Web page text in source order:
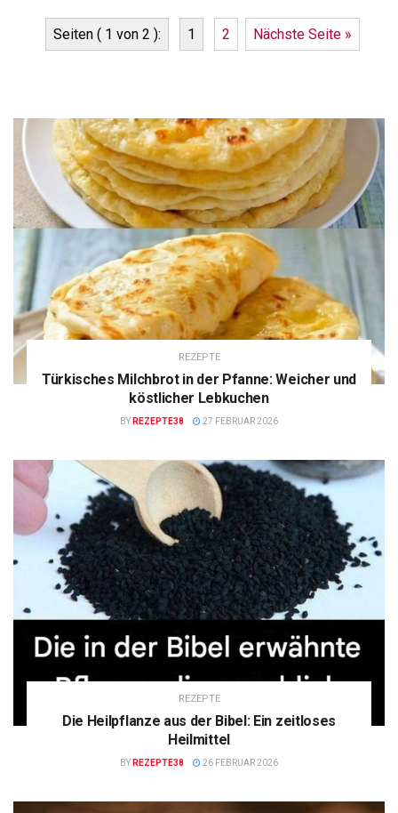
Seiten ( 1 von 2 ): 1 2 Nächste Seite »
REZEPTE
Türkisches Milchbrot in der Pfanne: Weicher und
köstlicher Lebkuchen
BY REZEPTE38 27 FEBRUAR 2026
REZEPTE
Die Heilpflanze aus der Bibel: Ein zeitloses
Heilmittel
BY REZEPTE38 26 FEBRUAR 2026